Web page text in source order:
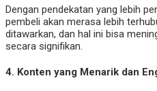
Dengan pendekatan yang lebih
pembeli akan merasa lebih
ditawarkan, dan hal ini bisa
secara signifikan.
4. Konten yang Menarik dan